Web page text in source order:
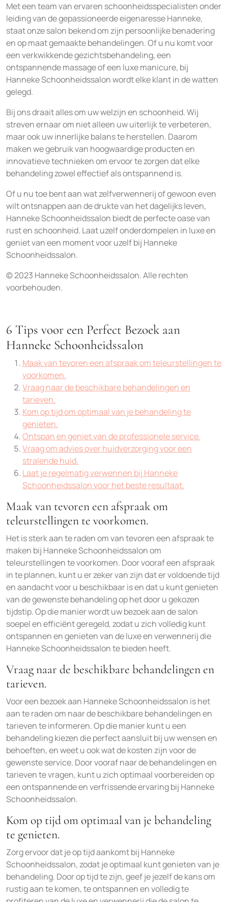
Met een team van ervaren schoonheidsspecialisten onder
leiding van de gepassioneerde eigenaresse Hanneke,
staat onze salon bekend om zijn persoonlijke benadering
en op maat gemaakte behandelingen. Of u nu komt voor
een verkwikkende gezichtsbehandeling, een
ontspannende massage of een luxe manicure, bij
Hanneke Schoonheidssalon wordt elke klant in de watten
gelegd.
Bij ons draait alles om uw welzijn en schoonheid. Wij
streven ernaar om niet alleen uw uiterlijk te verbeteren,
maar ook uw innerlijke balans te herstellen. Daarom
maken we gebruik van hoogwaardige producten en
innovatieve technieken om ervoor te zorgen dat elke
behandeling zowel effectief als ontspannend is.
Of u nu toe bent aan wat zelfverwennerij of gewoon even
wilt ontsnappen aan de drukte van het dagelijks leven,
Hanneke Schoonheidssalon biedt de perfecte oase van
rust en schoonheid. Laat uzelf onderdompelen in luxe en
geniet van een moment voor uzelf bij Hanneke
Schoonheidssalon.
© 2023 Hanneke Schoonheidssalon. Alle rechten
voorbehouden.
6 Tips voor een Perfect Bezoek aan
Hanneke Schoonheidssalon
Maak van tevoren een afspraak om teleurstellingen te
voorkomen.
Vraag naar de beschikbare behandelingen en
tarieven.
Kom op tijd om optimaal van je behandeling te
genieten.
Ontspan en geniet van de professionele service.
Vraag om advies over huidverzorging voor een
stralende huid.
Laat je regelmatig verwennen bij Hanneke
Schoonheidssalon voor het beste resultaat.
Maak van tevoren een afspraak om
teleurstellingen te voorkomen.
Het is sterk aan te raden om van tevoren een afspraak te
maken bij Hanneke Schoonheidssalon om
teleurstellingen te voorkomen. Door vooraf een afspraak
in te plannen, kunt u er zeker van zijn dat er voldoende tijd
en aandacht voor u beschikbaar is en dat u kunt genieten
van de gewenste behandeling op het door u gekozen
tijdstip. Op die manier wordt uw bezoek aan de salon
soepel en efficiënt geregeld, zodat u zich volledig kunt
ontspannen en genieten van de luxe en verwennerij die
Hanneke Schoonheidssalon te bieden heeft.
Vraag naar de beschikbare behandelingen en
tarieven.
Voor een bezoek aan Hanneke Schoonheidssalon is het
aan te raden om naar de beschikbare behandelingen en
tarieven te informeren. Op die manier kunt u een
behandeling kiezen die perfect aansluit bij uw wensen en
behoeften, en weet u ook wat de kosten zijn voor de
gewenste service. Door vooraf naar de behandelingen en
tarieven te vragen, kunt u zich optimaal voorbereiden op
een ontspannende en verfrissende ervaring bij Hanneke
Schoonheidssalon.
Kom op tijd om optimaal van je behandeling
te genieten.
Zorg ervoor dat je op tijd aankomt bij Hanneke
Schoonheidssalon, zodat je optimaal kunt genieten van je
behandeling. Door op tijd te zijn, geef je jezelf de kans om
rustig aan te komen, te ontspannen en volledig te